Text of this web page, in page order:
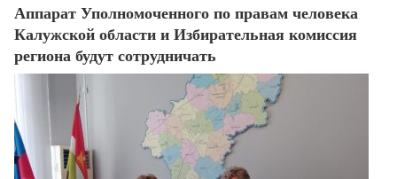
Аппарат Уполномоченного по правам человека
Калужской области и Избирательная комиссия
региона будут сотрудничать